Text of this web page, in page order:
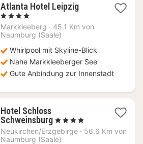
Atlanta Hotel Leipzig2
ab
, 4 Sterne
Markkleeberg · 45.1 Km von
Naumburg (Saale)
Whirlpool mit Skyline-Blick
Nahe Markkleeberger See
Gute Anbindung zur Innenstadt
Hotel Schloss
Schweinsburg1
Nacht
ab
, 4 Sterne
Neukirchen/Erzgebirge · 56.6 Km von
Naumburg (Saale)